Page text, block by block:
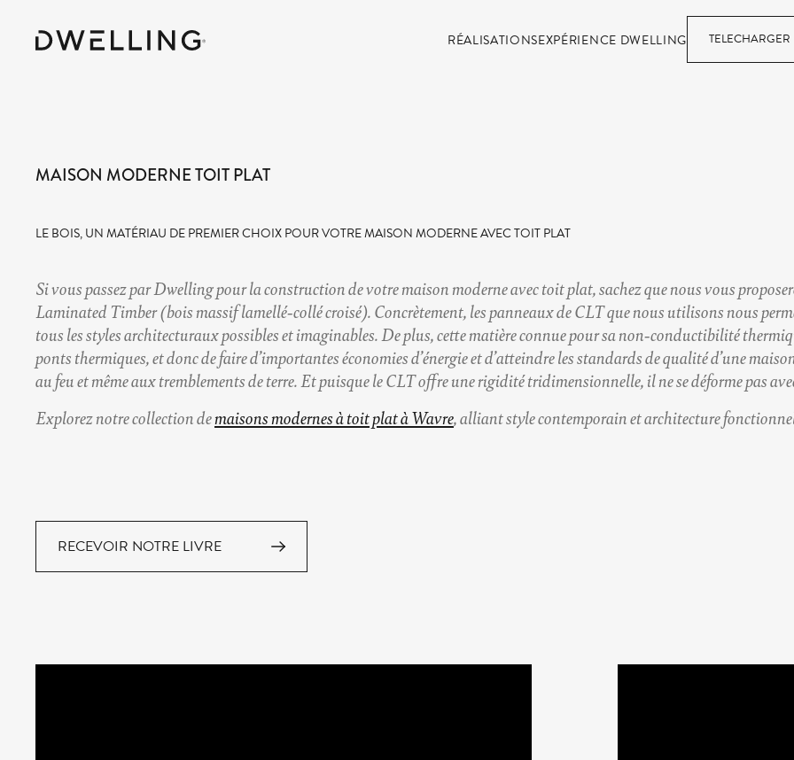
RÉALISATIONSEXPÉRIENCE DWELLING
MAISON MODERNE TOIT PLAT
LE BOIS, UN MATÉRIAU DE PREMIER CHOIX POUR VOTRE MAISON MODERNE AVEC TOIT PLAT
Si vous passez par Dwelling pour la construction de votremaison moderne avec toit plat, sachez que nous vous
Laminated Timber (bois massif lamellé-collé croisé). Concrètement, les panneaux de CLT que nous utilisons nous
tous les styles architecturaux possibles et imaginables. De plus, cette matière connue pour sa non-conductibilité
ponts thermiques, et donc de faire d’importantes économies d’énergie et d’atteindre les standards de qualité d’une
au feu et même aux tremblements de terre. Et puisque le CLT offre une rigidité tridimensionnelle, il ne se déforme pas
Explorez notre collection demaisons modernes à toit plat à Wavre, alliant style contemporain et architecture
RECEVOIR NOTRE LIVRE